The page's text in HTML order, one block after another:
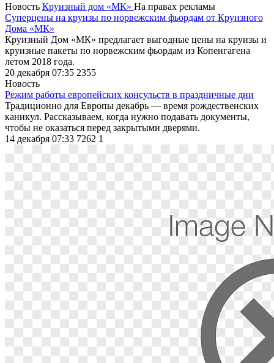
Новость Круизный дом «МК» На правах рекламы
Суперцены на круизы по норвежским фьордам от Круизного
Дома «МК»
Круизный Дом «МК» предлагает выгодные цены на круизы и
круизные пакеты по норвежским фьордам из Копенгагена
летом 2018 года.
20 декабря 07:35 2355
Новость
Режим работы европейских консульств в праздничные дни
Традиционно для Европы декабрь — время рождественских
каникул. Рассказываем, когда нужно подавать документы,
чтобы не оказаться перед закрытыми дверями.
14 декабря 07:33 7262 1